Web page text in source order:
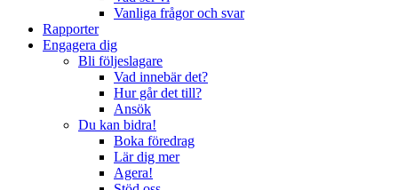
Vanliga frågor och svar
Rapporter
Engagera dig
Bli följeslagare
Vad innebär det?
Hur går det till?
Ansök
Du kan bidra!
Boka föredrag
Lär dig mer
Agera!